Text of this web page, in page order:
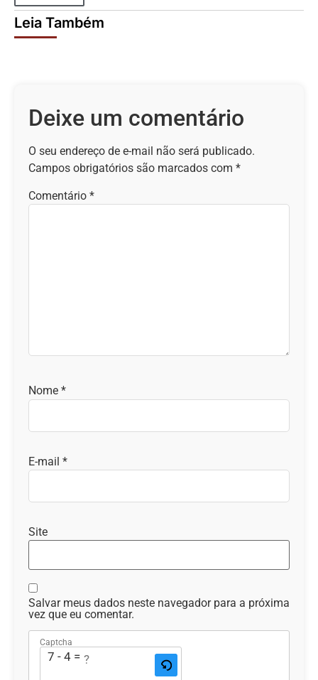
Leia Também
Deixe um comentário
O seu endereço de e-mail não será publicado.
Campos obrigatórios são marcados com *
Comentário *
Nome *
E-mail *
Site
Salvar meus dados neste navegador para a próxima
vez que eu comentar.
Captcha
7 - 4 = ?